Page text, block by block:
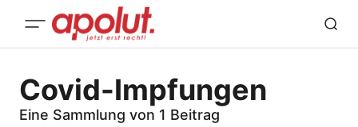
Covid-Impfungen
Eine Sammlung von 1 Beitrag